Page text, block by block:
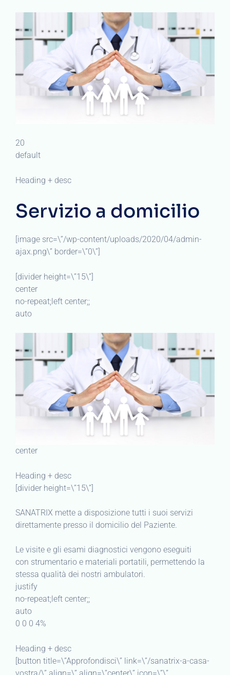
20
default
Heading + desc
Servizio a domicilio
[image src=\”/wp-content/uploads/2020/04/admin-
ajax.png\” border=\”0\”]
[divider height=\”15\”]
center
no-repeat;left center;;
auto
center
Heading + desc
[divider height=\”15\”]
SANATRIX mette a disposizione tutti i suoi servizi
direttamente presso il domicilio del Paziente.
Le visite e gli esami diagnostici vengono eseguiti
con strumentario e materiali portatili, permettendo la
stessa qualità dei nostri ambulatori.
justify
no-repeat;left center;;
auto
0 0 0 4%
Heading + desc
[button title=\”Approfondisci\” link=\”/sanatrix-a-casa-